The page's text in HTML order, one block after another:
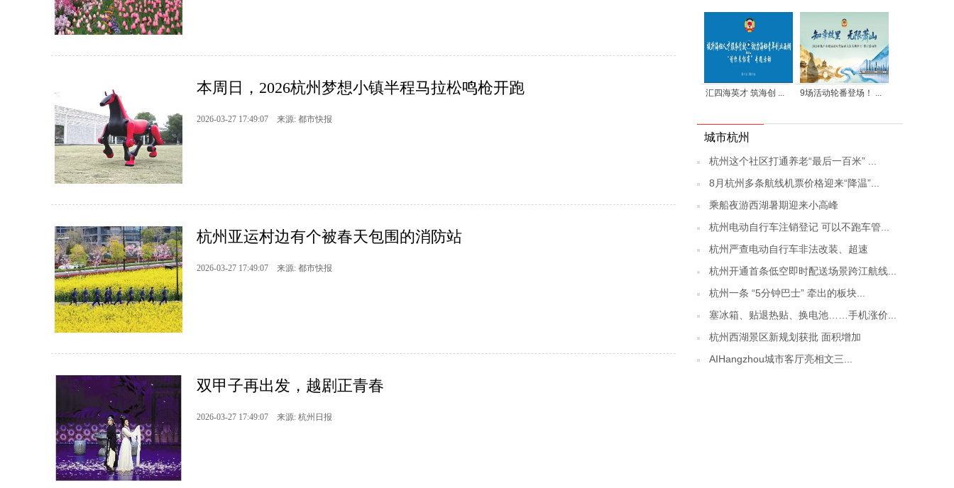
本周日，2026杭州梦想小镇半程马拉松鸣枪开跑
2026-03-27 17:49:07 来源: 都市快报
杭州亚运村边有个被春天包围的消防站
2026-03-27 17:49:07 来源: 都市快报
双甲子再出发，越剧正青春
2026-03-27 17:49:07 来源: 杭州日报
汇四海英才 筑海创 ... 9场活动轮番登场！ ...
城市杭州
杭州这个社区打通养老“最后一百米” ...
8月杭州多条航线机票价格迎来“降温”...
乘船夜游西湖暑期迎来小高峰
杭州电动自行车注销登记 可以不跑车管...
杭州严查电动自行车非法改装、超速
杭州开通首条低空即时配送场景跨江航线...
杭州一条 “5分钟巴士” 牵出的板块...
塞冰箱、贴退热贴、换电池……手机涨价...
杭州西湖景区新规划获批 面积增加
AIHangzhou城市客厅亮相文三...